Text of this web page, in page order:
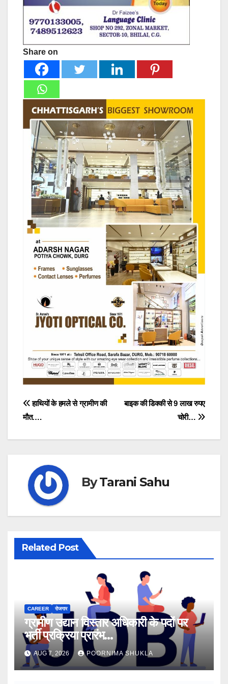
Share on
Post
बाइक की डिक्की से 9 लाख रुपए
चोरी…
हाथियों के हमले से ग्रामीण की
मौत….
ByTarani Sahu
Related Post
CAREER रोजगार
ग्रामीण उद्यान विस्तार अधिकारी के पदों पर
भर्ती प्रक्रिया प्रारंभ…
AUG 7, 2026 POORNIMA SHUKLA